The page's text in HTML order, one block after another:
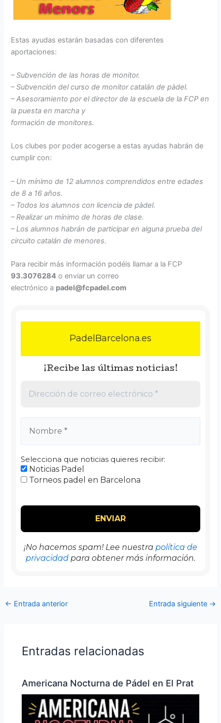
Estas ayudas estarán basadas con diferentes
aportaciones:
– Subvención de las horas de monitor.
– Subvención del curso de monitor catalán de pàdel.
– Asesoramiento por el director de la escuela de la FCP en
la puesta en marcha y
formación de monitores.
Los clubes por poder acogerse a estas ayudas habrán de
cumplir con:
– Un mínimo de 12 alumnos comprendidos entre edades
de 8 a 16 años.
– Todos los alumnos con licencia de pàdel.
– Realizar un mínimo de horas de clase.
– Los alumnos habrán de participar en alguna prueba del
circuito catalán de menores.
Para recibir más información podéis llamar a la FCP
93.3076284 o enviar un correo
electrónico a padel@fcpadel.com
PadelBarcelona.es
¡Recibe las últimas noticias!
Selecciona que noticias quieres recibir:
Noticias Padel
Torneos padel en Barcelona
¡No hacemos spam! Lee nuestra política de
privacidad para obtener más información.
← Entrada anterior Entrada siguiente →
Entradas relacionadas
Americana Nocturna de Pádel en El Prat